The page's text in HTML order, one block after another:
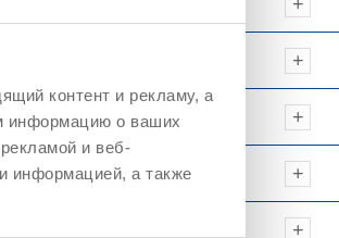
контент и рекламу, а
информацию о ваших
и веб-
информацией, а также